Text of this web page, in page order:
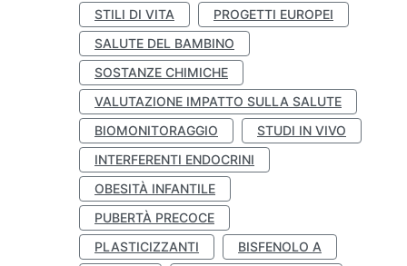
STILI DI VITA
PROGETTI EUROPEI
SALUTE DEL BAMBINO
SOSTANZE CHIMICHE
VALUTAZIONE IMPATTO SULLA SALUTE
BIOMONITORAGGIO
STUDI IN VIVO
INTERFERENTI ENDOCRINI
OBESITÀ INFANTILE
PUBERTÀ PRECOCE
PLASTICIZZANTI
BISFENOLO A